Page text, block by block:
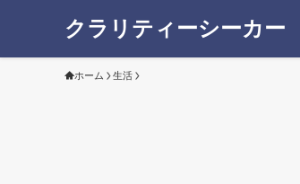
クラリティーシーカー
ホーム 生活